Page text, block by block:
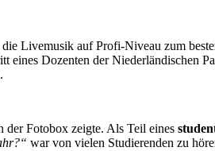
Livemusik auf Profi-Niveau zum
Dozenten der Niederländischen
der Fotobox zeigte. Als Teil eines
war von vielen Studierenden zu